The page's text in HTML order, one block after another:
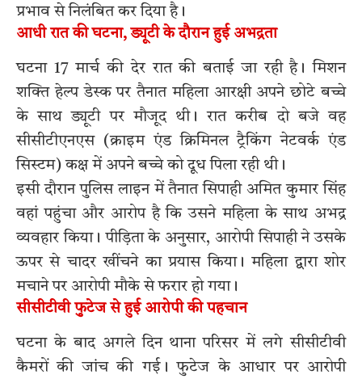
प्रभाव से निलंबित कर दिया है।
आधी रात की घटना, ड्यूटी के दौरान हुई अभद्रता
घटना 17 मार्च की देर रात की बताई जा रही है। मिशन
शक्ति हेल्प डेस्क पर तैनात महिला आरक्षी अपने छोटे बच्चे
के साथ ड्यूटी पर मौजूद थी। रात करीब दो बजे वह
सीसीटीएनएस (क्राइम एंड क्रिमिनल ट्रैकिंग नेटवर्क एंड
सिस्टम) कक्ष में अपने बच्चे को दूध पिला रही थी।
इसी दौरान पुलिस लाइन में तैनात सिपाही अमित कुमार सिंह
वहां पहुंचा और आरोप है कि उसने महिला के साथ अभद्र
व्यवहार किया। पीड़िता के अनुसार, आरोपी सिपाही ने उसके
ऊपर से चादर खींचने का प्रयास किया। महिला द्वारा शोर
मचाने पर आरोपी मौके से फरार हो गया।
सीसीटीवी फुटेज से हुई आरोपी की पहचान
घटना के बाद अगले दिन थाना परिसर में लगे सीसीटीवी
कैमरों की जांच की गई। फुटेज के आधार पर आरोपी